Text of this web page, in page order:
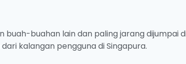
buah-buahan lain dan paling jarang dijumpai
kalangan pengguna di Singapura.